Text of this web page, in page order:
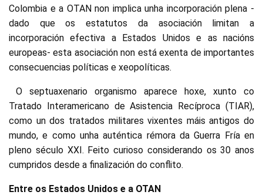
Colombia e a OTAN non implica unha incorporación plena -
dado que os estatutos da asociación limitan a
incorporación efectiva a Estados Unidos e as nacións
europeas- esta asociación non está exenta de importantes
consecuencias políticas e xeopolíticas.
O septuaxenario organismo aparece hoxe, xunto co
Tratado Interamericano de Asistencia Recíproca (TIAR),
como un dos tratados militares vixentes máis antigos do
mundo, e como unha auténtica rémora da Guerra Fría en
pleno século XXI. Feito curioso considerando os 30 anos
cumpridos desde a finalización do conflito.
Entre os Estados Unidos e a OTAN